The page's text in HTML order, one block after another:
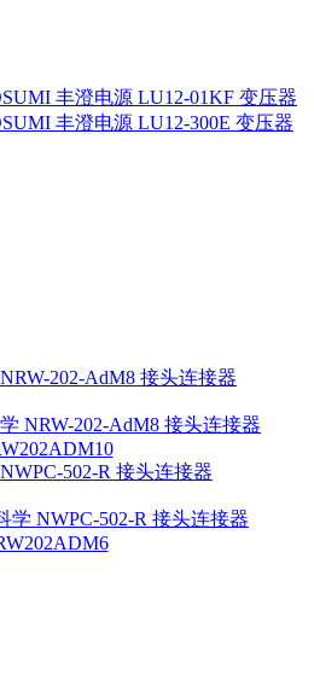
丰澄电源 LU12-01KF 变压器
丰澄电源 LU12-300E 变压器
NRW-202-AdM8 接头连接器
学 NWPC-502-R 接头连接器